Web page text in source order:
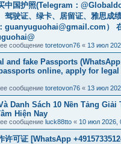
中国护照(Telegram：
驾驶证、绿卡、居留证、雅思成
guanyuguohai@gmail.com ）
сообщение toretovon76 « 13 июл
and fake Passports
online, apply for
сообщение toretovon76 « 13 июл
Danh Sách 10 Nền Tảng
Hiện Nay
сообщение luck88tto « 10 июл 2026,
许可证 [WhatsApp